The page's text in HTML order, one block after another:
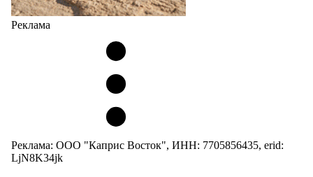
Реклама
Реклама: ООО "Каприс Восток", ИНН: 7705856435, erid:
LjN8K34jk